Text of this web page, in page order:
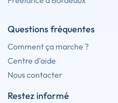
Questions fréquentes
Comment ça marche ?
Centre d'aide
Nous contacter
Restez informé